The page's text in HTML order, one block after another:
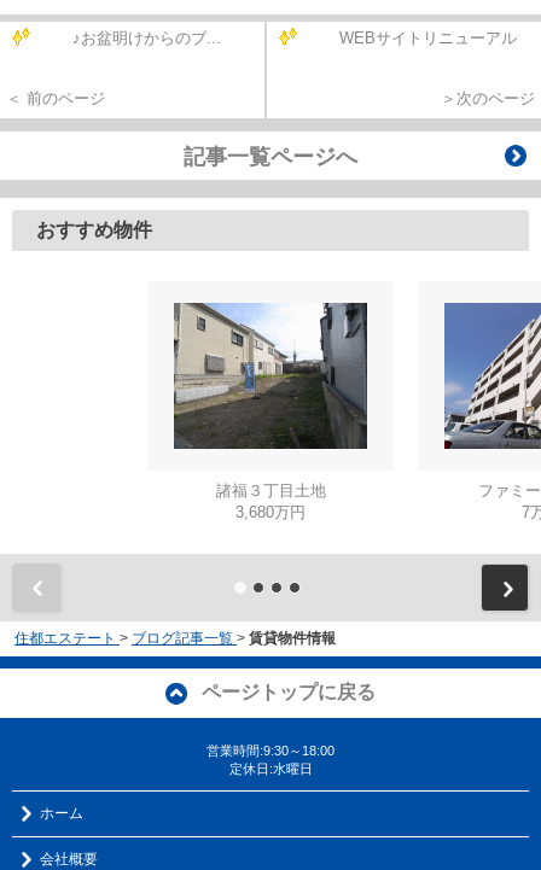
♪お盆明けからのブ...
＜ 前のページ
WEBサイトリニューアル
＞次のページ
記事一覧ページへ
おすすめ物件
諸福３丁目土地
3,680万円
ファミ
7
住都エステート > ブログ記事一覧 > 賃貸物件情報
ページトップに戻る
営業時間:9:30～18:00
定休日:水曜日
ホーム
会社概要